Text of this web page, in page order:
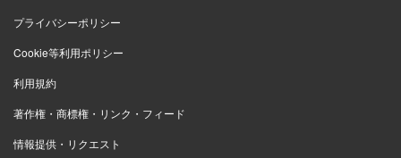
プライバシーポリシー
Cookie等利用ポリシー
利用規約
著作権・商標権・リンク・フィード
情報提供・リクエスト